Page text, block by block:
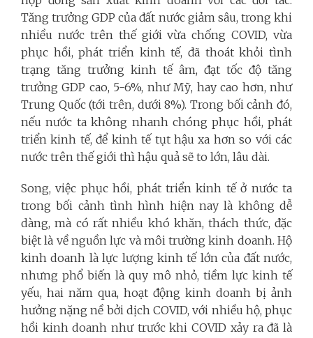
Tăng trưởng GDP của đất nước giảm sâu, trong khi
nhiều nước trên thế giới vừa chống COVID, vừa
phục hồi, phát triển kinh tế, đã thoát khỏi tình
trạng tăng trưởng kinh tế âm, đạt tốc độ tăng
trưởng GDP cao, 5-6%, như Mỹ, hay cao hơn, như
Trung Quốc (tới trên, dưới 8%). Trong bối cảnh đó,
nếu nước ta không nhanh chóng phục hồi, phát
triển kinh tế, để kinh tế tụt hậu xa hơn so với các
nước trên thế giới thì hậu quả sẽ to lớn, lâu dài.
Song, việc phục hồi, phát triển kinh tế ở nước ta
trong bối cảnh tình hình hiện nay là không dễ
dàng, mà có rất nhiều khó khăn, thách thức, đặc
biệt là về nguồn lực và môi trường kinh doanh. Hộ
kinh doanh là lực lượng kinh tế lớn của đất nước,
nhưng phổ biến là quy mô nhỏ, tiềm lực kinh tế
yếu, hai năm qua, hoạt động kinh doanh bị ảnh
hưởng nặng nề bởi dịch COVID, với nhiều hộ, phục
hồi kinh doanh như trước khi COVID xảy ra đã là